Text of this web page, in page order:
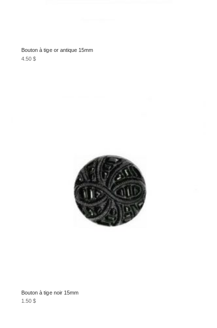
Bouton à tige or antique 15mm
4.50$
Bouton à tige noir 15mm
1.50$